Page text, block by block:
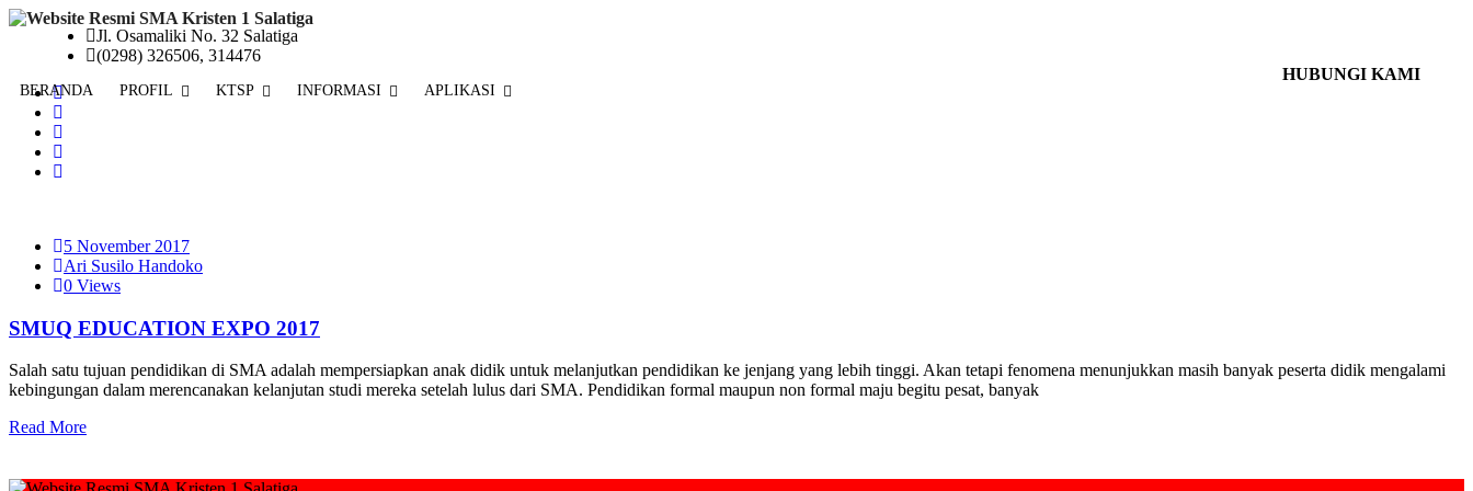
Jl. Osamaliki No. 32 Salatiga
(0298) 326506, 314476
BERANDA PROFIL KTSP INFORMASI APLIKASI
HUBUNGI KAMI
5 November 2017
Ari Susilo Handoko
0 Views
SMUQ EDUCATION EXPO 2017
Salah satu tujuan pendidikan di SMA adalah mempersiapkan anak didik untuk melanjutkan pendidikan ke jenjang yang lebih tinggi. Akan tetapi fenomena menunjukkan masih banyak peserta didik mengalami
kebingungan dalam merencanakan kelanjutan studi mereka setelah lulus dari SMA. Pendidikan formal maupun non formal maju begitu pesat, banyak
Read More